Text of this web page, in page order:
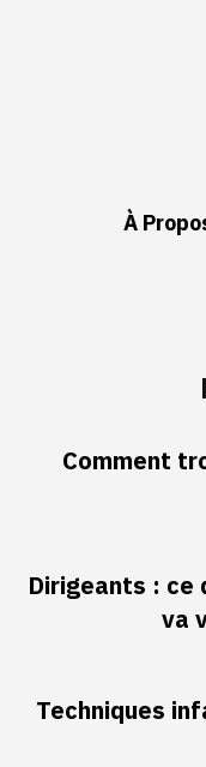
À
Comment
Dirigeants :
va
Techniques